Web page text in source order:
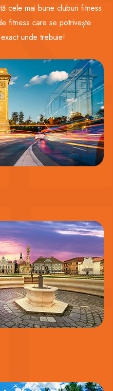
cele mai bune cluburi fitness
fitness care se potrivește
unde trebuie!